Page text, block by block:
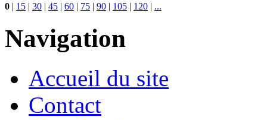
0 | 15 | 30 | 45 | 60 | 75 | 90 | 105 | 120 | ...
Navigation
Accueil du site
Contact